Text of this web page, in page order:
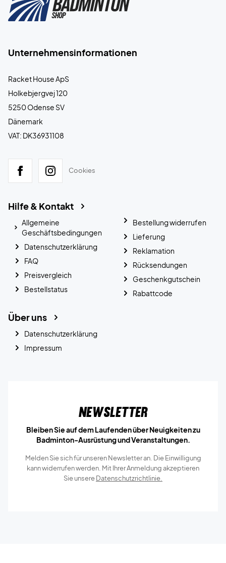
Unternehmensinformationen
Racket House ApS
Holkebjergvej 120
5250 Odense SV
Dänemark
VAT: DK36931108
Cookies
Hilfe & Kontakt
Allgemeine
Geschäftsbedingungen
Datenschutzerklärung
FAQ
Preisvergleich
Bestellstatus
Bestellung widerrufen
Lieferung
Reklamation
Rücksendungen
Geschenkgutschein
Rabattcode
Über uns
Datenschutzerklärung
Impressum
Newsletter
Bleiben Sie auf dem Laufenden über Neuigkeiten zu
Badminton-Ausrüstung und Veranstaltungen.
Melden Sie sich für unseren Newsletter an. Die Einwilligung
kann widerrufen werden. Mit Ihrer Anmeldung akzeptieren
Sie unsereDatenschutzrichtlinie.